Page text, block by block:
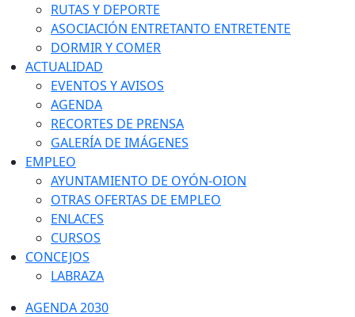
RUTAS Y DEPORTE
ASOCIACIÓN ENTRETANTO ENTRETENTE
DORMIR Y COMER
ACTUALIDAD
EVENTOS Y AVISOS
AGENDA
RECORTES DE PRENSA
GALERÍA DE IMÁGENES
EMPLEO
AYUNTAMIENTO DE OYÓN-OION
OTRAS OFERTAS DE EMPLEO
ENLACES
CURSOS
CONCEJOS
LABRAZA
AGENDA 2030